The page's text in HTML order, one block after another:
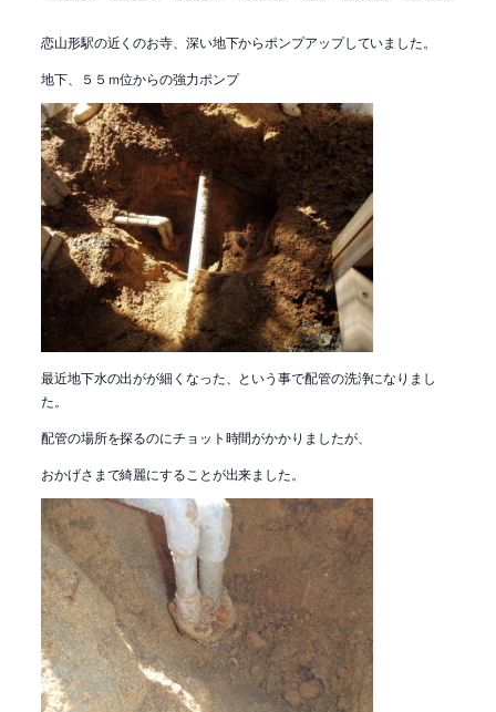
恋山形駅の近くのお寺、深い地下からポンプアップしていました。
地下、５５ｍ位からの強力ポンプ
最近地下水の出がが細くなった、という事で配管の洗浄になりまし
た。
配管の場所を探るのにチョット時間がかかりましたが、
おかげさまで綺麗にすることが出来ました。